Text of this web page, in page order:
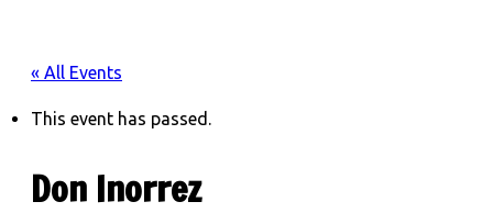
« All Events
This event has passed.
Don Inorrez